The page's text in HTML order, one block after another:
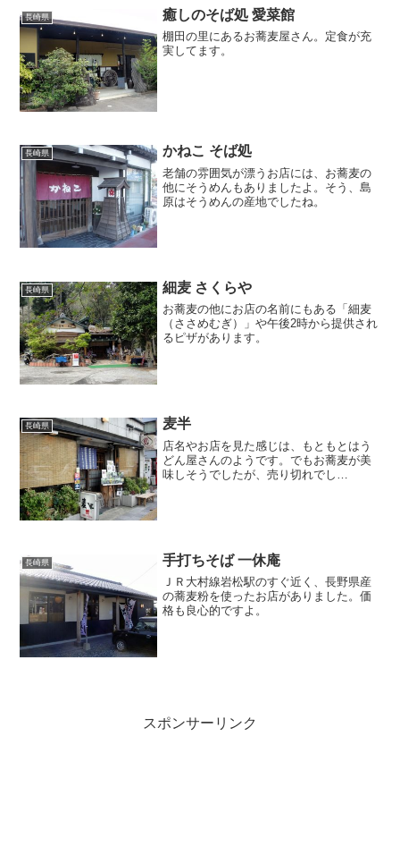
長崎県 癒しのそば処 愛菜館
棚田の里にあるお蕎麦屋さん。定食が充
実してます。
長崎県 かねこ そば処
老舗の雰囲気が漂うお店には、お蕎麦の
他にそうめんもありましたよ。そう、島
原はそうめんの産地でしたね。
長崎県 細麦 さくらや
お蕎麦の他にお店の名前にもある「細麦
（ささめむぎ）」や午後2時から提供され
るピザがあります。
長崎県 麦半
店名やお店を見た感じは、もともとはう
どん屋さんのようです。でもお蕎麦が美
味しそうでしたが、売り切れでし
長崎県 手打ちそば 一休庵
ＪＲ大村線岩松駅のすぐ近く、長野県産
の蕎麦粉を使ったお店がありました。価
格も良心的ですよ。
スポンサーリンク